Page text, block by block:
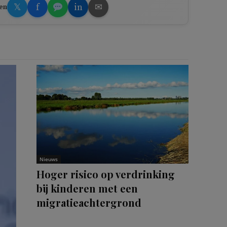
𝕏 f in ✉
Nieuws
Hoger risico op verdrinking
bij kinderen met een
migratieachtergrond